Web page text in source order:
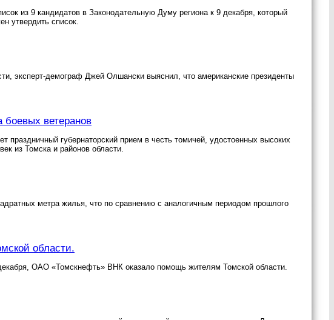
из 9 кандидатов в Законодательную Думу региона к 9 декабря, который
утвердить список.
эксперт-демограф Джей Олшански выяснил, что американские президенты
боевых ветеранов
праздничный губернаторский прием в честь томичей, удостоенных высоких
из Томска и районов области.
метра жилья, что по сравнению с аналогичным периодом прошлого
области.
ОАО «Томскнефть» ВНК оказало помощь жителям Томской области.